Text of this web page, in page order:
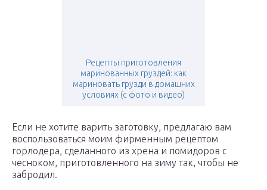
Рецепты приготовления
маринованных груздей: как
мариновать грузди в домашних
условиях (с фото и видео)
Если не хотите варить заготовку, предлагаю вам
воспользоваться моим фирменным рецептом
горлодера, сделанного из хрена и помидоров с
чесноком, приготовленного на зиму так, чтобы не
забродил.